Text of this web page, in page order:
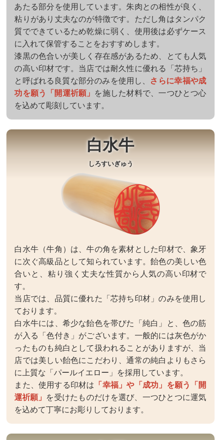
あたる部分を使用しています。朱肉との相性が良く、
粘りがあり丈夫なのが特徴です。ただし角はタンパク
質でできているため乾燥に弱く、使用後は必ずケース
に入れて保管することをおすすめします。
漆黒の色合いが美しく存在感があるため、とても人気
の高い印材です。当店では耐久性に優れる「芯持ち」
と呼ばれる良質な部分のみを使用し、 さらに幸福や成
功を願う「開運祈願」 を施した材料で、一つひとつ心
を込めて彫刻しています。
白水牛
しろすいぎゅう
白水牛（牛角）は、牛の角を素材とした印材で、象牙
に次ぐ高級品として知られています。飴色の美しい色
合いと、粘り強く丈夫な性質から人気の高い印材で
す。
当店では、品質に優れた「芯持ち印材」のみを使用し
ております。
白水牛には、希少な飴色を帯びた「純白」と、色の筋
が入る「色付き」がございます。一般的には灰色がか
ったものも純白として扱われることがありますが、当
店では美しい飴色にこだわり、通常の純白よりもさら
に上質な「パールイエロー」を採用しています。
また、使用する印材は 「幸福」や「成功」を願う「開
運祈願」 を受けたものだけを選び、一つひとつに運気
を込めて丁寧にお彫りしております。